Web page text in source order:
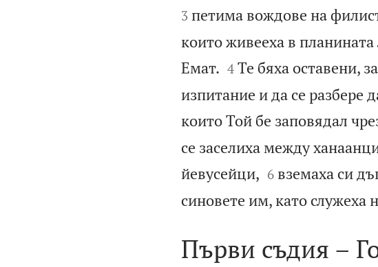
3 петима вождове на
които живееха в
Емат.
4 Те бяха оставени,
изпитание и да се разбере
които Той бе заповядал
се заселиха между
йевусейци,
6 вземаха си
синовете им, като служеха
Първи съдия –